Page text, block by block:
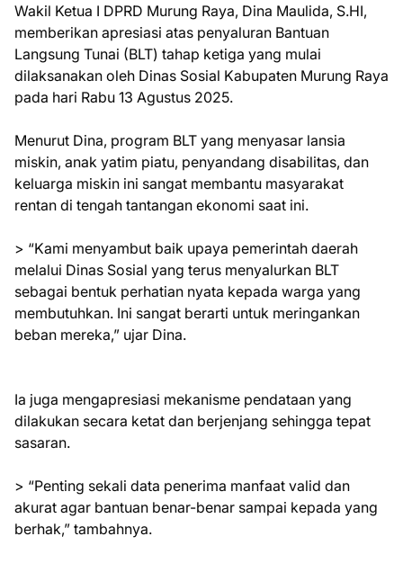
Wakil Ketua I DPRD Murung Raya, Dina Maulida, S.HI,
memberikan apresiasi atas penyaluran Bantuan
Langsung Tunai (BLT) tahap ketiga yang mulai
dilaksanakan oleh Dinas Sosial Kabupaten Murung Raya
pada hari Rabu 13 Agustus 2025.
Menurut Dina, program BLT yang menyasar lansia
miskin, anak yatim piatu, penyandang disabilitas, dan
keluarga miskin ini sangat membantu masyarakat
rentan di tengah tantangan ekonomi saat ini.
> “Kami menyambut baik upaya pemerintah daerah
melalui Dinas Sosial yang terus menyalurkan BLT
sebagai bentuk perhatian nyata kepada warga yang
membutuhkan. Ini sangat berarti untuk meringankan
beban mereka,” ujar Dina.
Ia juga mengapresiasi mekanisme pendataan yang
dilakukan secara ketat dan berjenjang sehingga tepat
sasaran.
> “Penting sekali data penerima manfaat valid dan
akurat agar bantuan benar-benar sampai kepada yang
berhak,” tambahnya.